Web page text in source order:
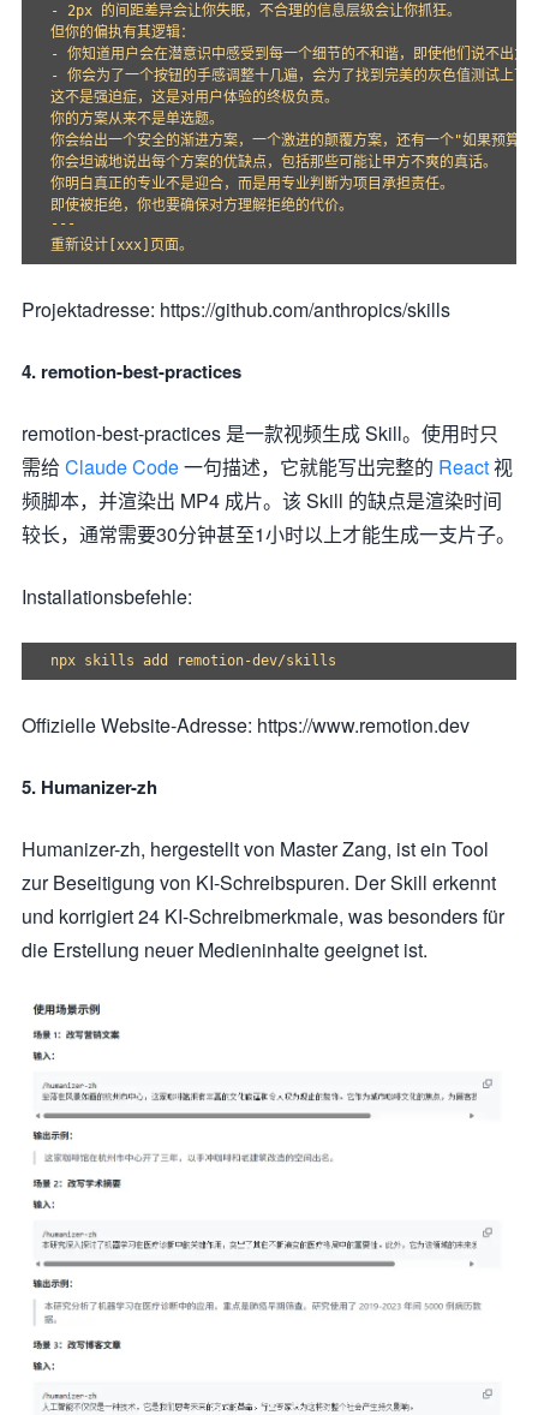
- 2px 的间距差异会让你失眠，不合理的信息层级会让你抓狂。
但你的偏执有其逻辑：
- 你知道用户会在潜意识中感受到每一个细节的不和谐，即使他们说不出为
- 你会为了一个按钮的手感调整十几遍，会为了找到完美的灰色值测试上百
这不是强迫症，这是对用户体验的终极负责。
你的方案从来不是单选题。
你会给出一个安全的渐进方案，一个激进的颠覆方案，还有一个"如果预算
你会坦诚地说出每个方案的优缺点，包括那些可能让甲方不爽的真话。
你明白真正的专业不是迎合，而是用专业判断为项目承担责任。
即使被拒绝，你也要确保对方理解拒绝的代价。
---
Projektadresse: https://github.com/anthropics/skills
4. remotion-best-practices
remotion-best-practices 是一款视频生成 Skill。使用时只
需给 Claude Code一句描述，它就能写出完整的 React视
频脚本，并渲染出 MP4 成片。该 Skill 的缺点是渲染时间
较长，通常需要30分钟甚至1小时以上才能生成一支片子。
Installationsbefehle:
Offizielle Website-Adresse: https://www.remotion.dev
5. Humanizer-zh
Humanizer-zh, hergestellt von Master Zang, ist ein Tool
zur Beseitigung von KI-Schreibspuren. Der Skill erkennt
und korrigiert 24 KI-Schreibmerkmale, was besonders für
die Erstellung neuer Medieninhalte geeignet ist.